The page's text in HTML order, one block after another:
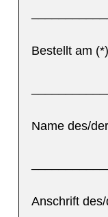
Bestellt am
Name des/
Anschrift